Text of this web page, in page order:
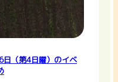
日（第4日曜）のイベ